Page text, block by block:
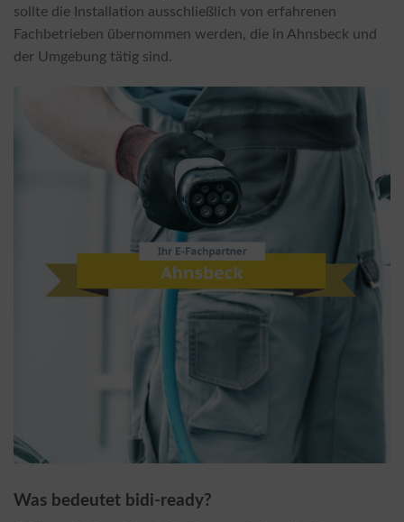
sollte die Installation ausschließlich von erfahrenen
Fachbetrieben übernommen werden, die in Ahnsbeck und
der Umgebung tätig sind.
Was bedeutet bidi-ready?